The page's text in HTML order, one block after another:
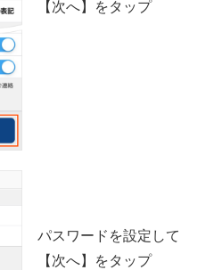
【次へ】をタップ
パスワードを設定して
【次へ】をタップ